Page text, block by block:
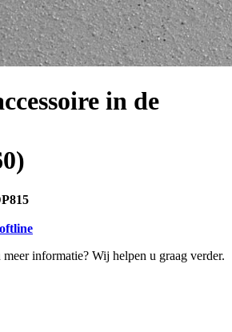
in de
informatie? Wij helpen u graag verder.